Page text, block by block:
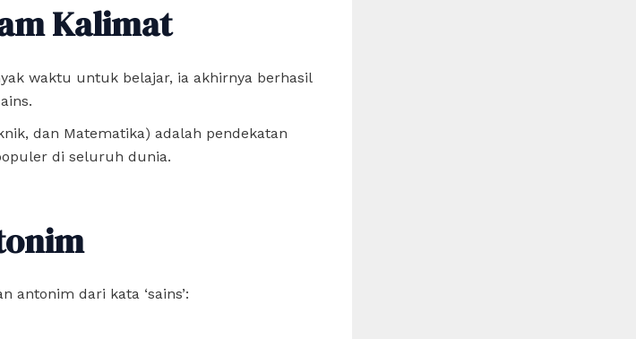
Kalimat
waktu untuk belajar, ia akhirnya berhasil
dan Matematika) adalah pendekatan
di seluruh dunia.
antonim dari kata ‘sains’: